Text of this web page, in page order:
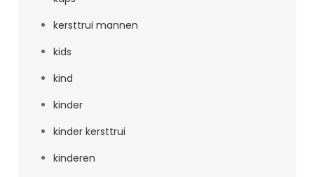
kersttrui mannen
kids
kind
kinder
kinder kersttrui
kinderen